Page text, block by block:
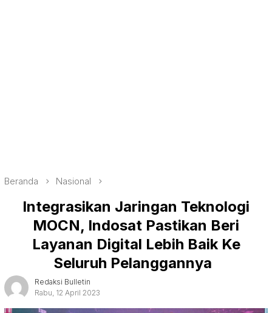
Beranda Nasional
Integrasikan Jaringan Teknologi
MOCN, Indosat Pastikan Beri
Layanan Digital Lebih Baik Ke
Seluruh Pelanggannya
Redaksi Bulletin
Rabu, 12 April 2023